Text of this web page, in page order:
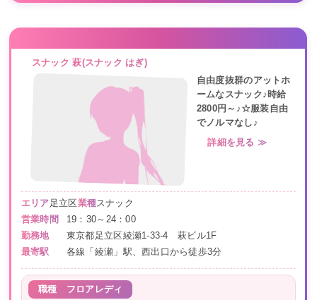
スナック 萩(スナック はぎ)
自由度抜群のアットホ
ームなスナック♪時給
2800円～♪☆服装自由
でノルマなし♪
詳細を見る ≫
エリア 足立区業種スナック
営業時間
19：30～24：00
勤務地
東京都足立区綾瀬1-33-4 萩ビル1F
最寄駅
各線「綾瀬」駅、西出口から徒歩3分
職種 フロアレディ